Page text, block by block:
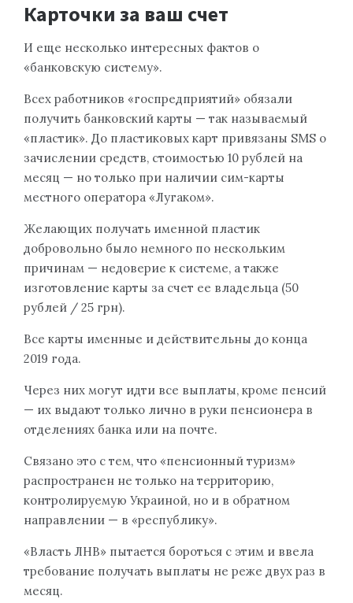
Карточки за ваш счет
И еще несколько интересных фактов о
«банковскую систему».
Всех работников «госпредприятий» обязали
получить банковский карты — так называемый
«пластик». До пластиковых карт привязаны SMS о
зачислении средств, стоимостью 10 рублей на
месяц — но только при наличии сим-карты
местного оператора «Лугаком».
Желающих получать именной пластик
добровольно было немного по нескольким
причинам — недоверие к системе, а также
изготовление карты за счет ее владельца (50
рублей / 25 грн).
Все карты именные и действительны до конца
2019 года.
Через них могут идти все выплаты, кроме пенсий
— их выдают только лично в руки пенсионера в
отделениях банка или на почте.
Связано это с тем, что «пенсионный туризм»
распространен не только на территорию,
контролируемую Украиной, но и в обратном
направлении — в «республику».
«Власть ЛНВ» пытается бороться с этим и ввела
требование получать выплаты не реже двух раз в
месяц.